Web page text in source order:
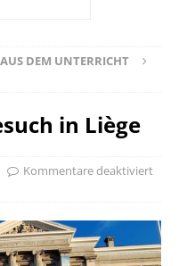
AUS DEM UNTERRICHT
in Liège
Kommentare deaktiviert